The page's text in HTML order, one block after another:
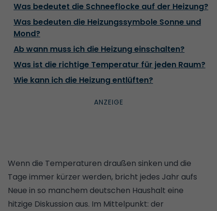
Was bedeutet die Schneeflocke auf der Heizung?
Was bedeuten die Heizungssymbole Sonne und
Mond?
Ab wann muss ich die Heizung einschalten?
Was ist die richtige Temperatur für jeden Raum?
Wie kann ich die Heizung entlüften?
Wenn die Temperaturen draußen sinken und die
Tage immer kürzer werden, bricht jedes Jahr aufs
Neue in so manchem deutschen Haushalt eine
hitzige Diskussion aus. Im Mittelpunkt: der